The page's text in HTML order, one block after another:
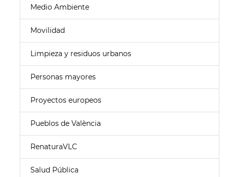
Medio Ambiente
Movilidad
Limpieza y residuos urbanos
Personas mayores
Proyectos europeos
Pueblos de València
RenaturaVLC
Salud Pública